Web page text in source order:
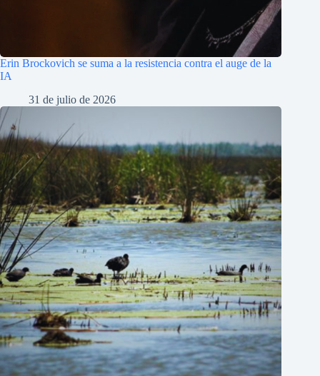
Erin Brockovich se suma a la resistencia contra el auge de la
IA
31 de julio de 2026